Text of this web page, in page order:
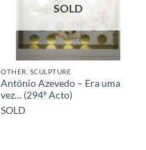
SOLD
OTHER, SCULPTURE
António Azevedo – Era uma
vez… (294º Acto)
SOLD